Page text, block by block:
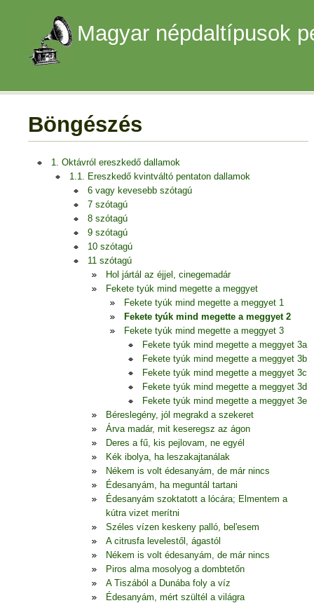
Magyar népdaltípusok
Böngészés
1. Oktávról ereszkedő dallamok
1.1. Ereszkedő kvintváltó pentaton dallamok
6 vagy kevesebb szótagú
7 szótagú
8 szótagú
9 szótagú
10 szótagú
11 szótagú
Hol jártál az éjjel, cinegemadár
Fekete tyúk mind megette a meggyet
Fekete tyúk mind megette a meggyet 1
Fekete tyúk mind megette a meggyet 2
Fekete tyúk mind megette a meggyet 3
Fekete tyúk mind megette a meggyet 3a
Fekete tyúk mind megette a meggyet 3b
Fekete tyúk mind megette a meggyet 3c
Fekete tyúk mind megette a meggyet 3d
Fekete tyúk mind megette a meggyet 3e
Béreslegény, jól megrakd a szekeret
Árva madár, mit keseregsz az ágon
Deres a fű, kis pejlovam, ne egyél
Kék ibolya, ha leszakajtanálak
Nékem is volt édesanyám, de már nincs
Édesanyám, ha meguntál tartani
Édesanyám szoktatott a lócára; Elmentem a
kútra vizet merítni
Széles vízen keskeny palló, bel'esem
A citrusfa levelestől, ágastól
Nékem is volt édesanyám, de már nincs
Piros alma mosolyog a dombtetőn
A Tiszából a Dunába foly a víz
Édesanyám, mért szültél a világra